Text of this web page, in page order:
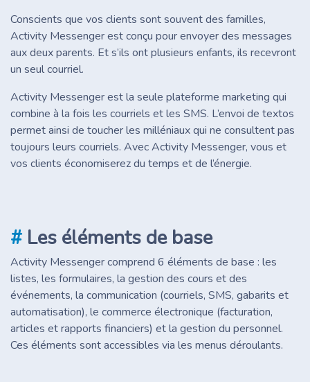
Conscients que vos clients sont souvent des familles,
Activity Messenger est conçu pour envoyer des messages
aux deux parents. Et s’ils ont plusieurs enfants, ils recevront
un seul courriel.
Activity Messenger est la seule plateforme marketing qui
combine à la fois les courriels et les SMS. L’envoi de textos
permet ainsi de toucher les milléniaux qui ne consultent pas
toujours leurs courriels. Avec Activity Messenger, vous et
vos clients économiserez du temps et de l’énergie.
# Les éléments de base
Activity Messenger comprend 6 éléments de base : les
listes, les formulaires, la gestion des cours et des
événements, la communication (courriels, SMS, gabarits et
automatisation), le commerce électronique (facturation,
articles et rapports financiers) et la gestion du personnel.
Ces éléments sont accessibles via les menus déroulants.